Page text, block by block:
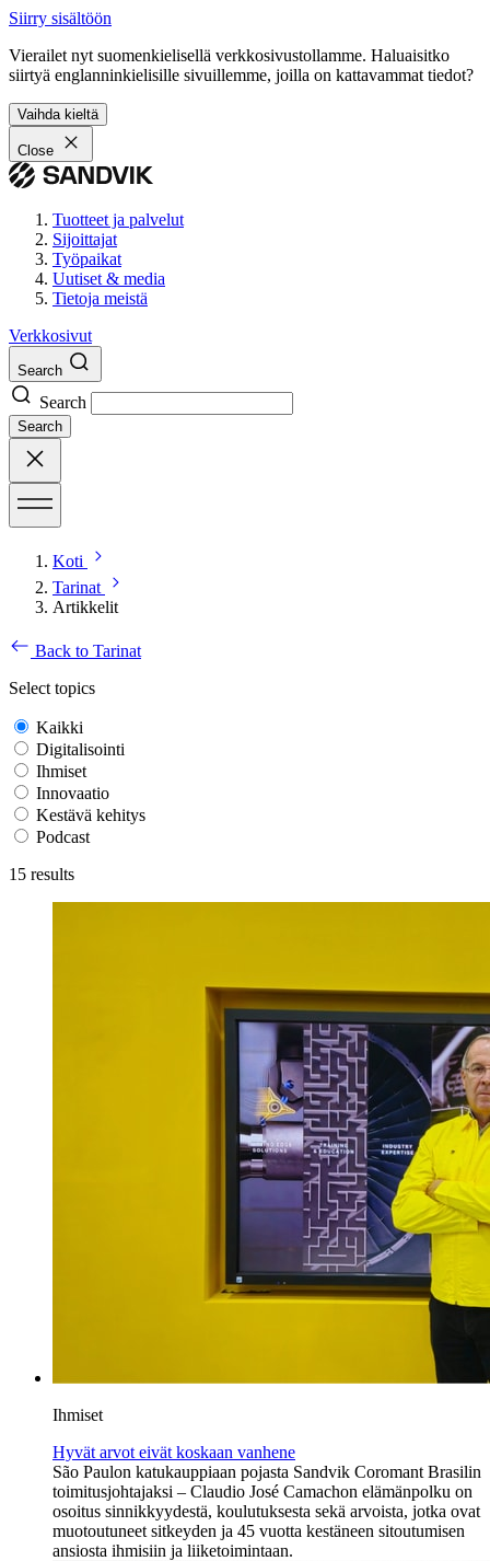
Siirry sisältöön
Vierailet nyt suomenkielisellä verkkosivustollamme. Haluaisitko
siirtyä englanninkielisille sivuillemme, joilla on kattavammat tiedot?
Vaihda kieltä
Close
Tuotteet ja palvelut
Sijoittajat
Työpaikat
Uutiset & media
Tietoja meistä
Verkkosivut
Search
Search
Search
Koti
Tarinat
Artikkelit
Back to Tarinat
Select topics
Kaikki
Digitalisointi
Ihmiset
Innovaatio
Kestävä kehitys
Podcast
15 results
Ihmiset
Hyvät arvot eivät koskaan vanhene
São Paulon katukauppiaan pojasta Sandvik Coromant Brasilin
toimitusjohtajaksi – Claudio José Camachon elämänpolku on
osoitus sinnikkyydestä, koulutuksesta sekä arvoista, jotka ovat
muotoutuneet sitkeyden ja 45 vuotta kestäneen sitoutumisen
ansiosta ihmisiin ja liiketoimintaan.